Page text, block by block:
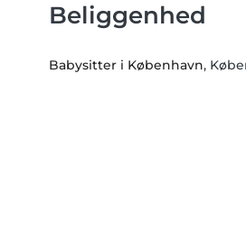
Beliggenhed
Babysitter i København,